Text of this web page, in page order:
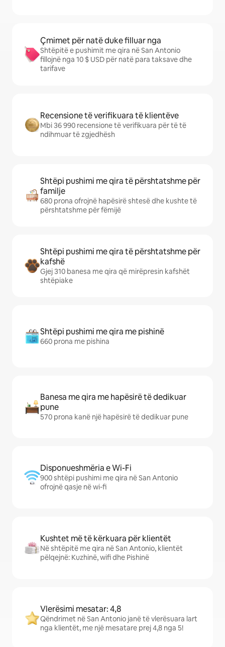
Çmimet për natë duke filluar nga
Shtëpitë e pushimit me qira në San Antonio
fillojnë nga 10 $ USD për natë para taksave dhe
tarifave
Recensione të verifikuara të klientëve
Mbi 36 990 recensione të verifikuara për të të
ndihmuar të zgjedhësh
Shtëpi pushimi me qira të përshtatshme për
familje
680 prona ofrojnë hapësirë shtesë dhe kushte të
përshtatshme për fëmijë
Shtëpi pushimi me qira të përshtatshme për
kafshë
Gjej 310 banesa me qira që mirëpresin kafshët
shtëpiake
Shtëpi pushimi me qira me pishinë
660 prona me pishina
Banesa me qira me hapësirë të dedikuar
pune
570 prona kanë një hapësirë të dedikuar pune
Disponueshmëria e Wi-Fi
900 shtëpi pushimi me qira në San Antonio
ofrojnë qasje në wi-fi
Kushtet më të kërkuara për klientët
Në shtëpitë me qira në San Antonio, klientët
pëlqejnë: Kuzhinë, wifi dhe Pishinë
Vlerësimi mesatar: 4,8
Qëndrimet në San Antonio janë të vlerësuara lart
nga klientët, me një mesatare prej 4,8 nga 5!